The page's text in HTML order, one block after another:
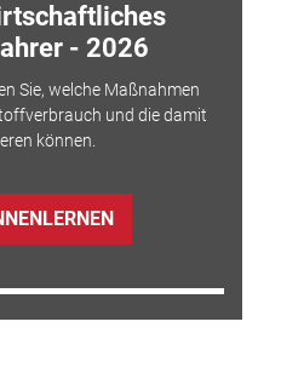
- 2026
Sie, welche Maßnahmen
und die damit
können.